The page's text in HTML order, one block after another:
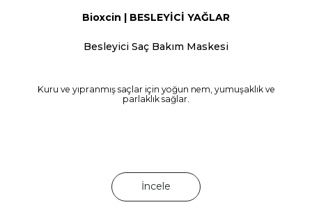
Bioxcin | BESLEYİCİ YAĞLAR
Besleyici Saç Bakım Maskesi
Kuru ve yıpranmış saçlar için yoğun nem, yumuşaklık ve
parlaklık sağlar.
İncele